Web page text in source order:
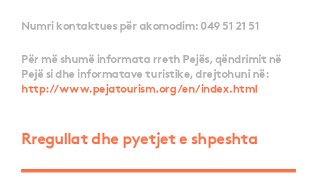
Numri kontaktues për akomodim: 049 51 21 51
Për më shumë informata rreth Pejës, qëndrimit në
Pejë si dhe informatave turistike, drejtohuni në:
http://www.pejatourism.org/en/index.html
Rregullat dhe pyetjet e shpeshta